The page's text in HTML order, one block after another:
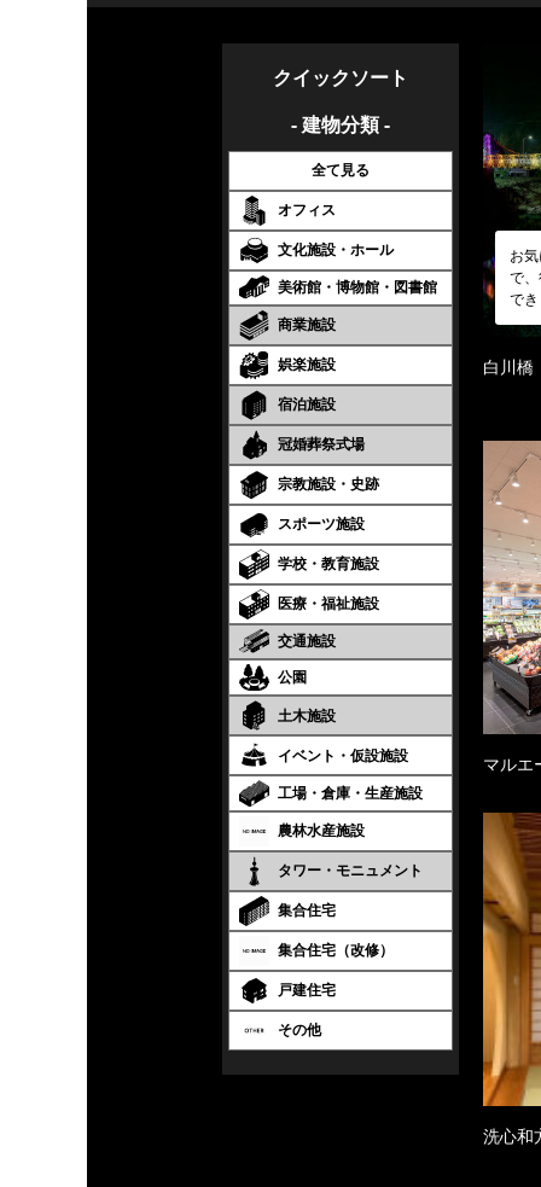
クイックソート
- 建物分類 -
全て見る
オフィス
文化施設・ホール
美術館・博物館・図書館
商業施設
娯楽施設
宿泊施設
冠婚葬祭式場
宗教施設・史跡
スポーツ施設
学校・教育施設
医療・福祉施設
交通施設
公園
土木施設
イベント・仮設施設
工場・倉庫・生産施設
農林水産施設
タワー・モニュメント
集合住宅
集合住宅（改修）
戸建住宅
その他
お
で
で
白川橋
マルエ
洗心和